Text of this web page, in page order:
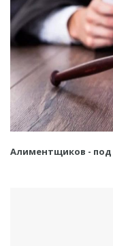
Алиментщиков -